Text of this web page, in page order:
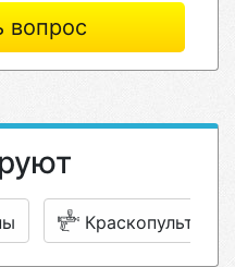
вопрос
Краскопульты